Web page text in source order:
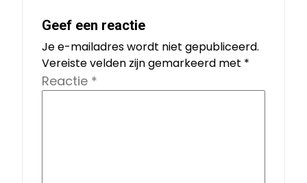
Geef een reactie
Je e-mailadres wordt niet gepubliceerd.
Vereiste velden zijn gemarkeerd met *
Reactie *